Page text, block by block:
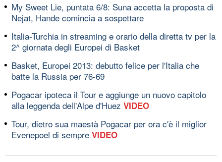
My Sweet Lie, puntata 6/8: Suna accetta la proposta di
Nejat, Hande comincia a sospettare
Italia-Turchia in streaming e orario della diretta tv per la
2^ giornata degli Europei di Basket
Basket, Europei 2013: debutto felice per l'Italia che
batte la Russia per 76-69
Pogacar ipoteca il Tour e aggiunge un nuovo capitolo
alla leggenda dell'Alpe d'Huez VIDEO
Tour, dietro sua maestà Pogacar per ora c'è il miglior
Evenepoel di sempre VIDEO